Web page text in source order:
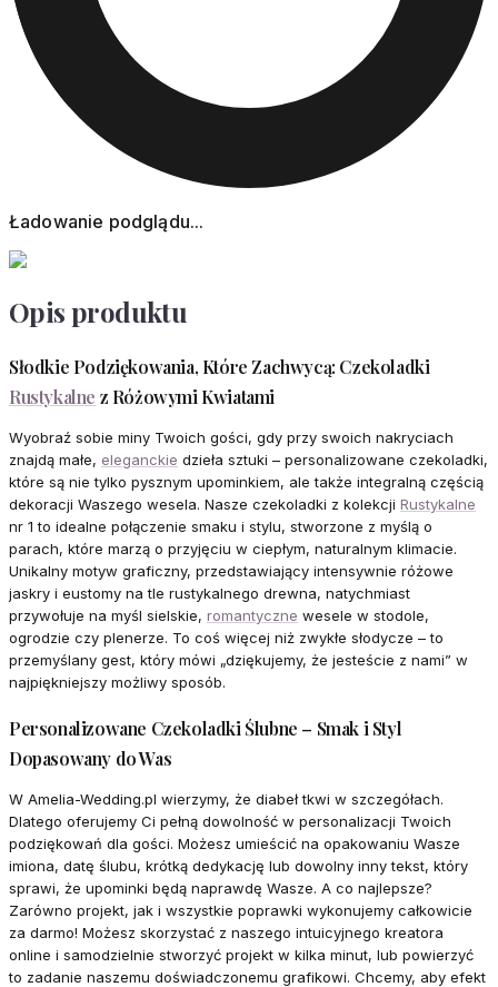
Ładowanie podglądu...
Opis produktu
Słodkie Podziękowania, Które Zachwycą: Czekoladki
Rustykalne z Różowymi Kwiatami
Wyobraź sobie miny Twoich gości, gdy przy swoich nakryciach
znajdą małe, eleganckie dzieła sztuki – personalizowane czekoladki,
które są nie tylko pysznym upominkiem, ale także integralną częścią
dekoracji Waszego wesela. Nasze czekoladki z kolekcji Rustykalne
nr 1 to idealne połączenie smaku i stylu, stworzone z myślą o
parach, które marzą o przyjęciu w ciepłym, naturalnym klimacie.
Unikalny motyw graficzny, przedstawiający intensywnie różowe
jaskry i eustomy na tle rustykalnego drewna, natychmiast
przywołuje na myśl sielskie, romantyczne wesele w stodole,
ogrodzie czy plenerze. To coś więcej niż zwykłe słodycze – to
przemyślany gest, który mówi „dziękujemy, że jesteście z nami” w
najpiękniejszy możliwy sposób.
Personalizowane Czekoladki Ślubne – Smak i Styl
Dopasowany do Was
W Amelia-Wedding.pl wierzymy, że diabeł tkwi w szczegółach.
Dlatego oferujemy Ci pełną dowolność w personalizacji Twoich
podziękowań dla gości. Możesz umieścić na opakowaniu Wasze
imiona, datę ślubu, krótką dedykację lub dowolny inny tekst, który
sprawi, że upominki będą naprawdę Wasze. A co najlepsze?
Zarówno projekt, jak i wszystkie poprawki wykonujemy całkowicie
za darmo! Możesz skorzystać z naszego intuicyjnego kreatora
online i samodzielnie stworzyć projekt w kilka minut, lub powierzyć
to zadanie naszemu doświadczonemu grafikowi. Chcemy, aby efekt